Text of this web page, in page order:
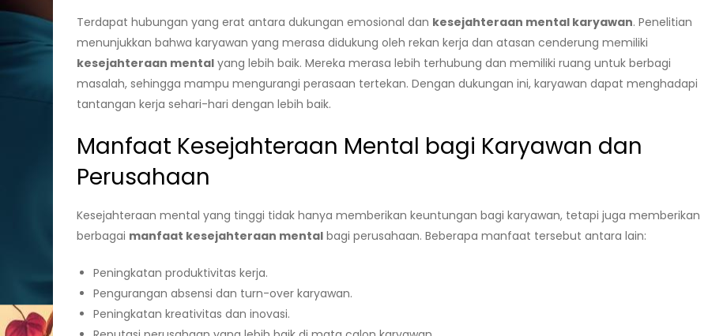
Terdapat hubungan yang erat antara dukungan emosional dan kesejahteraan mental karyawan. Penelitian
menunjukkan bahwa karyawan yang merasa didukung oleh rekan kerja dan atasan cenderung memiliki
kesejahteraan mental yang lebih baik. Mereka merasa lebih terhubung dan memiliki ruang untuk berbagi
masalah, sehingga mampu mengurangi perasaan tertekan. Dengan dukungan ini, karyawan dapat menghadapi
tantangan kerja sehari-hari dengan lebih baik.
Manfaat Kesejahteraan Mental bagi Karyawan dan
Perusahaan
Kesejahteraan mental yang tinggi tidak hanya memberikan keuntungan bagi karyawan, tetapi juga memberikan
berbagai manfaat kesejahteraan mental bagi perusahaan. Beberapa manfaat tersebut antara lain:
Peningkatan produktivitas kerja.
Pengurangan absensi dan turn-over karyawan.
Peningkatan kreativitas dan inovasi.